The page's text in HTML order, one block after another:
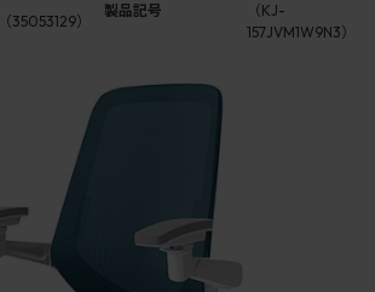
（35053129）
製品記号
（KJ-
157JVM1W9N3）